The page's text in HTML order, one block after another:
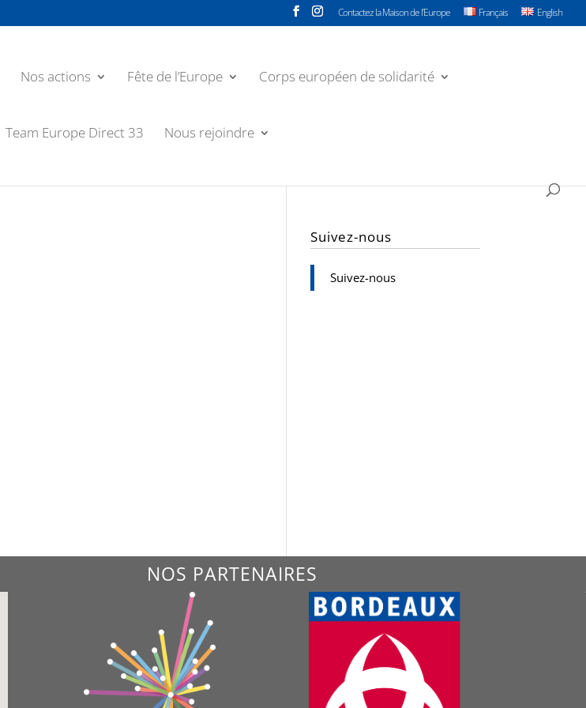
Contactez la Maison de l’Europe Français English
Nos actions Fête de l’Europe Corps européen de solidarité
Team Europe Direct 33 Nous rejoindre
Suivez-nous
Suivez-nous
NOS PARTENAIRES